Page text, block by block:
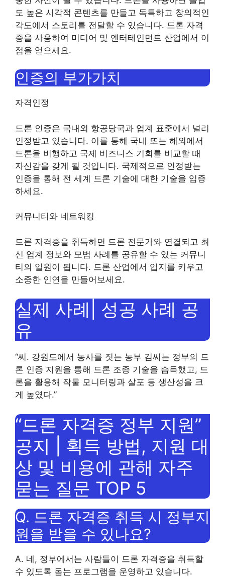
도 높은 시각적 콘텐츠를 만들고 독특하고 창의적인
각도에서 스토리를 전달할 수 있습니다. 드론 자격
증을 사용하여 미디어 및 엔터테인먼트 산업에서 이
점을 얻으세요.
인증의 부가가치
자격인정
드론 인증은 국내외 항공당국과 업계 표준에서 널리
인정받고 있습니다. 이를 통해 국내 또는 해외에서
드론을 비행하고 국제 비즈니스 기회를 비교할 때
자신감을 갖게 될 것입니다. 국제적으로 인정받는
인증을 통해 전 세계 드론 기술에 대한 기술을 입증
하세요.
커뮤니티와 네트워킹
드론 자격증을 취득하면 드론 전문가와 연결되고 최
신 업계 정보와 모범 사례를 공유할 수 있는 커뮤니
티의 일원이 됩니다. 드론 산업에서 입지를 키우고
소중한 인연을 만들어보세요.
실제 사례| 성공 사례 공
유
“씨. 강원도에서 농사를 짓는 농부 김씨는 정부의 드
론 인증 지원을 통해 드론 조종 기술을 습득했고, 드
론을 활용해 작물 모니터링과 살포 등 생산성을 크
게 높였다.”
“드론 자격증 정부 지원”
공지 | 획득 방법, 지원 대
상 및 비용에 관해 자주
묻는 질문 TOP 5
Q. 드론 자격증 취득 시 정부지
원을 받을 수 있나요?
A. 네, 정부에서는 사람들이 드론 자격증을 취득할
수 있도록 돕는 프로그램을 운영하고 있습니다.